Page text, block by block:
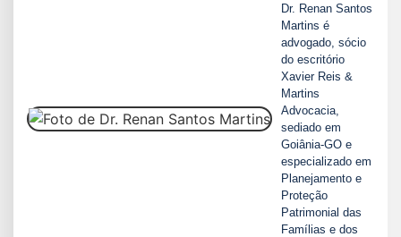
Dr. Renan Santos
Martins é
advogado, sócio
do escritório
Xavier Reis &
Martins
Advocacia,
sediado em
Goiânia-GO e
especializado em
Planejamento e
Proteção
Patrimonial das
Famílias e dos